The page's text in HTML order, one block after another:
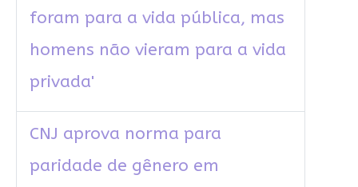
foram para a vida pública, mas
homens não vieram para a vida
privada'
CNJ aprova norma para
paridade de gênero em